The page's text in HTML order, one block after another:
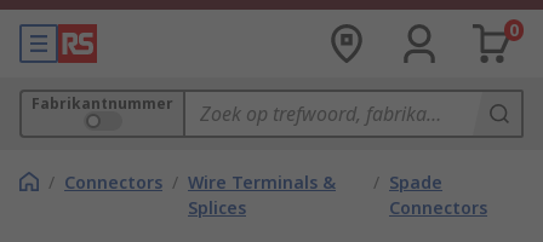
0
Fabrikantnummer
/ Connectors / Wire Terminals &
Splices
/ Spade
Connectors